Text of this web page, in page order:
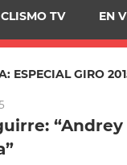
TV EN
ESPECIAL GIRO